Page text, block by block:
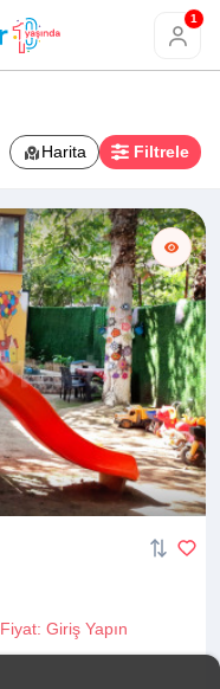
1
Harita Filtrele
Fiyat: Giriş Yapın